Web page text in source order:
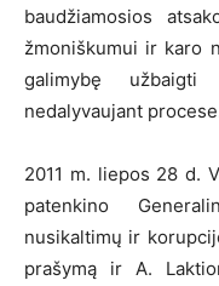
baudžiamosios
žmoniškumui ir karo
galimybę užbaigti
nedalyvaujant
2011 m. liepos 28 d.
patenkino
nusikaltimų ir
prašymą ir A.